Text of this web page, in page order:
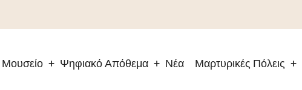
Μουσείο Ψηφιακό Απόθεμα Νέα Μαρτυρικές Πόλεις